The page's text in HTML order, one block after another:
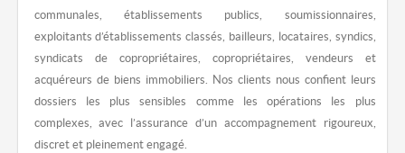
communales, établissements publics, soumissionnaires,
exploitants d’établissements classés, bailleurs, locataires, syndics,
syndicats de copropriétaires, copropriétaires, vendeurs et
acquéreurs de biens immobiliers. Nos clients nous confient leurs
dossiers les plus sensibles comme les opérations les plus
complexes, avec l’assurance d’un accompagnement rigoureux,
discret et pleinement engagé.